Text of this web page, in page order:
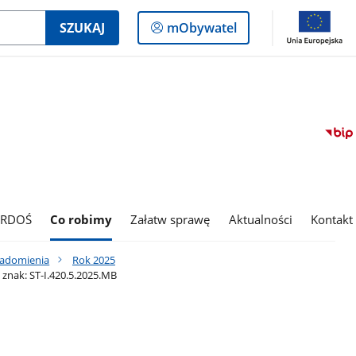
SZUKAJ
Logowanie
do
mObywatel
Co robimy Załatw sprawę Aktualności Kontakt
Rok 2025
ST-I.420.5.2025.MB